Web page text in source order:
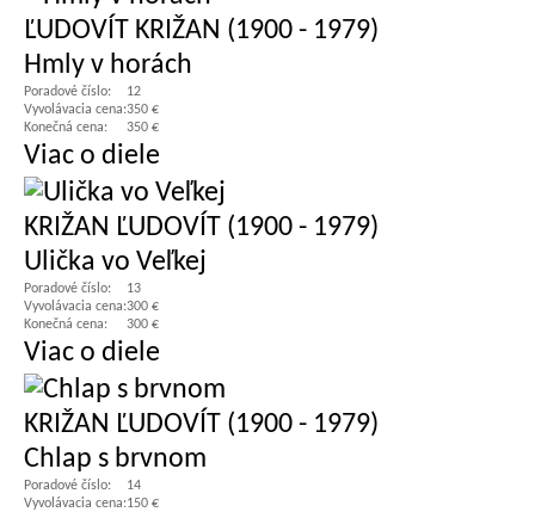
ĽUDOVÍT KRIŽAN (1900 - 1979)
Hmly v horách
Poradové číslo:
12
Vyvolávacia cena:350 €
Konečná cena:
350 €
Viac o diele
KRIŽAN ĽUDOVÍT (1900 - 1979)
Ulička vo Veľkej
Poradové číslo:
13
Vyvolávacia cena:300 €
Konečná cena:
300 €
Viac o diele
KRIŽAN ĽUDOVÍT (1900 - 1979)
Chlap s brvnom
Poradové číslo:
14
Vyvolávacia cena:150 €